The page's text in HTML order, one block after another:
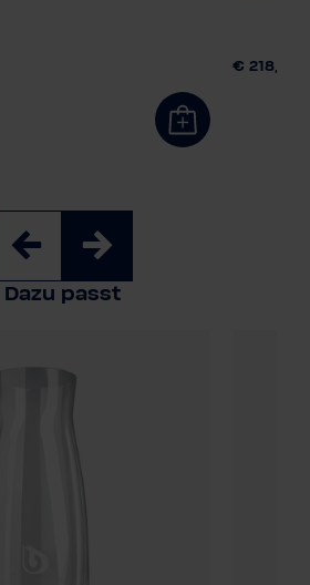
€ 218,40
Dazu passt